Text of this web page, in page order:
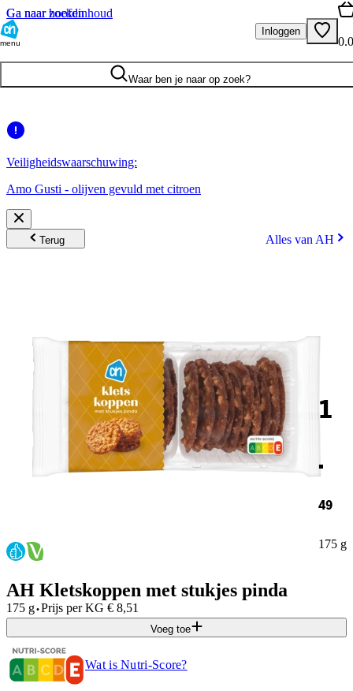
Ga naar hoofdinhoud
Ga naar zoeken
menu
Inloggen
Waar ben je naar op zoek?
Veiligheidswaarschuwing:
Amo Gusti - olijven gevuld met citroen
Terug Alles van AH
1
.
49
175 g
AH Kletskoppen met stukjes pinda
175 g·Prijs per KG € 8,51
Voeg toe
Wat is Nutri-Score?